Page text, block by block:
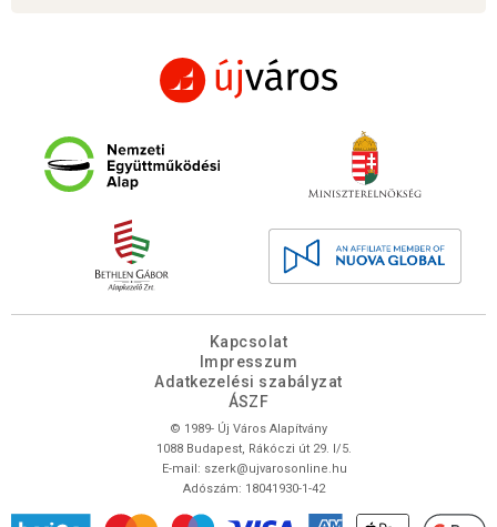
Kapcsolat
Impresszum
Adatkezelési szabályzat
ÁSZF
© 1989- Új Város Alapítvány
1088 Budapest, Rákóczi út 29. I/5.
E-mail: szerk@ujvarosonline.hu
Adószám: 18041930-1-42